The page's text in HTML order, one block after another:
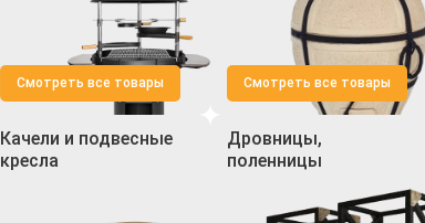
Смотреть все товары Смотреть все товары
Качели и подвесные
кресла
Дровницы,
поленницы